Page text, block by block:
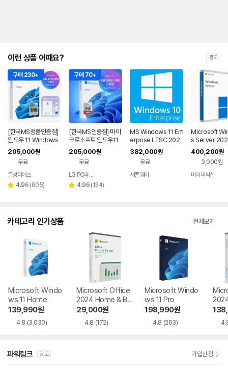
이런 상품 어때요? 광고
구매 230+
[한국MS정품인증점]
윈도우 11 Windows
Home FPP 처음사용
자용 USB 영구 버전
제품키 + EZPDF 번들
합본팩
205,000원
무료
페이
은성이에스
별 4.96 리
(805)
구매 70+
[한국MS인증점] 마이
크로소프트 윈도우11
홈 Windows Home
FPP 처음사용자용 한
글 USB포함
205,000원
무료
페이
LG PC파트너 해오름
별 4.96 리
(134)
MS Windows 11 Ent
erprise LTSC 202
4 [기업용/라이선스/E
SD] 정품 라이선스
382,000원
무료
새론웨이
Microsoft
s Server
ndard 기업용
추가용 DSP
400,200원
3,000원
마이피씨샵
카테고리 인기상품 전체보기
Microsoft Windo
ws 11 Home
139,990원
4.8 (3,030)
Microsoft Office
2024 Home & Bu
siness
29,000원
4.8 (172)
Microsoft Windo
ws 11 Pro
198,990원
4.8 (263)
파워링크 광고 가입신청